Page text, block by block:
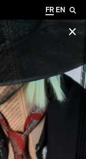
FR EN 🔎
✕